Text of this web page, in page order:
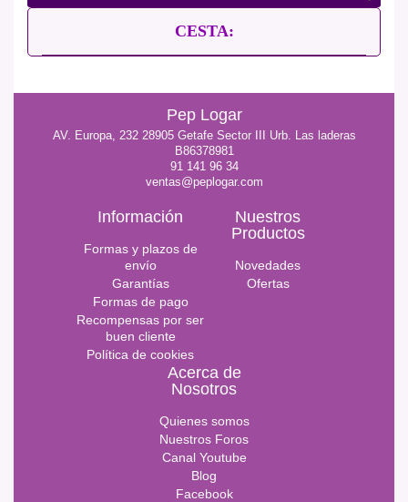
CESTA:
Pep Logar
AV. Europa, 232 28905 Getafe Sector III Urb. Las laderas
B86378981
91 141 96 34
ventas@peplogar.com
Información
Formas y plazos de
envío
Garantías
Formas de pago
Recompensas por ser
buen cliente
Política de cookies
Nuestros
Productos
Novedades
Ofertas
Acerca de
Nosotros
Quienes somos
Nuestros Foros
Canal Youtube
Blog
Facebook